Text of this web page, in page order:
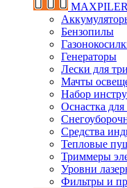
MAXPILER
Бензопилы
Генераторы
Лески для
Мачты
Набор
Оснастка для
Средства
Тепловые
Триммеры
Уровни
Фильтры и